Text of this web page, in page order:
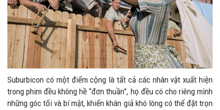
Suburbicon có một điểm cộng là tất cả các nhân vật xuất hiện
trong phim đều không hề “đơn thuần”, họ đều có cho riêng mình
những góc tối và bí mật, khiến khán giả khó lòng có thể đặt trọn